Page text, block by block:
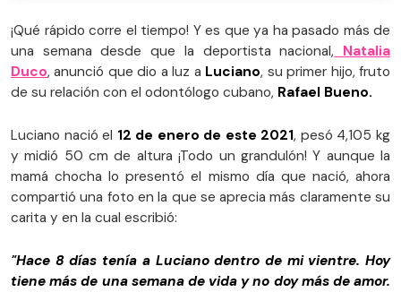
¡Qué rápido corre el tiempo! Y es que ya ha pasado más de
una semana desde que la deportista nacional, Natalia
Duco, anunció que dio a luz a Luciano, su primer hijo, fruto
de su relación con el odontólogo cubano, Rafael Bueno.
Luciano nació el 12 de enero de este 2021, pesó 4,105 kg
y midió 50 cm de altura ¡Todo un grandulón! Y aunque la
mamá chocha lo presentó el mismo día que nació, ahora
compartió una foto en la que se aprecia más claramente su
carita y en la cual escribió:
"Hace 8 días tenía a Luciano dentro de mi vientre. Hoy
tiene más de una semana de vida y no doy más de amor.